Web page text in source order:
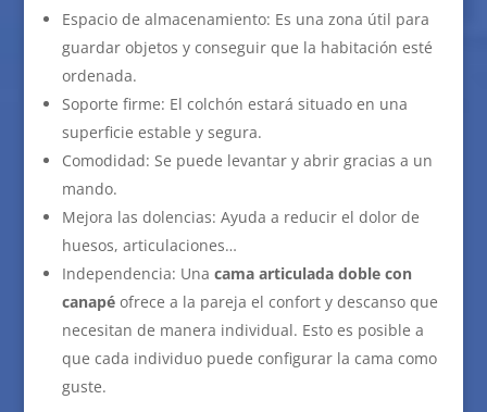
Espacio de almacenamiento: Es una zona útil para
guardar objetos y conseguir que la habitación esté
ordenada.
Soporte firme: El colchón estará situado en una
superficie estable y segura.
Comodidad: Se puede levantar y abrir gracias a un
mando.
Mejora las dolencias: Ayuda a reducir el dolor de
huesos, articulaciones…
Independencia: Una cama articulada doble con
canapéofrece a la pareja el confort y descanso que
necesitan de manera individual. Esto es posible a
que cada individuo puede configurar la cama como
guste.